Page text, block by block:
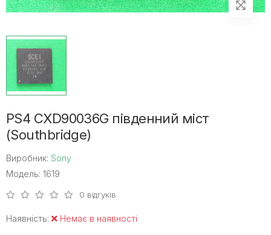
PS4 CXD90036G південний міст
(Southbridge)
Виробник: Sony
Модель: 1619
0 відгуків
Наявність: Немає в наявності